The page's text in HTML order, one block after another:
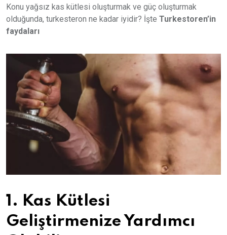
Konu yağsız kas kütlesi oluşturmak ve güç oluşturmak
olduğunda, turkesteron ne kadar iyidir? İşte Turkestoren’in
faydaları
1. Kas Kütlesi
Geliştirmenize Yardımcı